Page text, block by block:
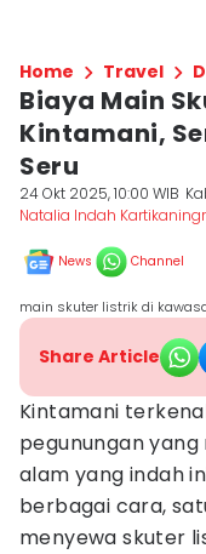
Home Travel
Biaya Main
Kintamani,
Seru
24 Okt 2025, 10:00 WIB
Natalia Indah
News Channel
main skuter listrik di
Share Article
Kintamani
pegunungan
alam yang indah
berbagai cara,
menyewa skuter